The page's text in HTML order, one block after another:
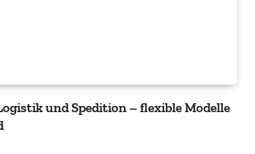
und Spedition – flexible Modelle